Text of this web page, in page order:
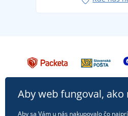
Aby web fungoval, ako
Aby sa Vám u nás nakupovalo čo